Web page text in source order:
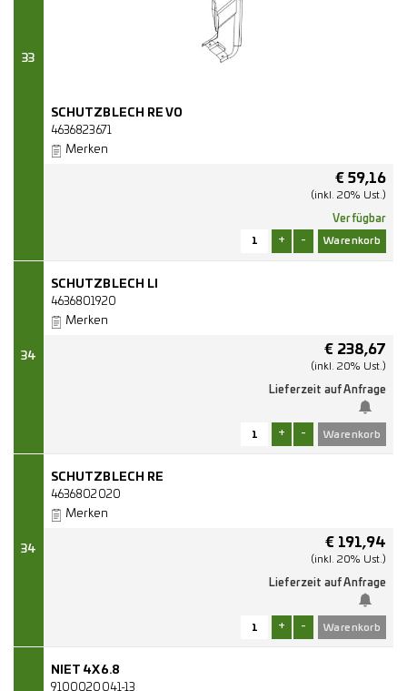
33
SCHUTZBLECH RE VO
4636823671
Merken
€ 59,16
(inkl. 20% Ust.)
Verfügbar
+ -
34
SCHUTZBLECH LI
4636801920
Merken
€ 238,67
(inkl. 20% Ust.)
Lieferzeit auf Anfrage
+ -
34
SCHUTZBLECH RE
4636802020
Merken
€ 191,94
(inkl. 20% Ust.)
Lieferzeit auf Anfrage
+ -
NIET 4X6.8
9100020041-13